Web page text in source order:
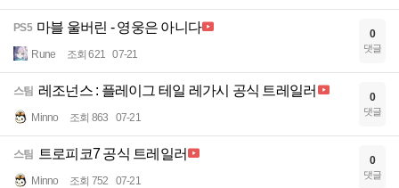
PS5 마블 울버린 - 영웅은 아니다
Rune 조회 621 07-21
0
댓글
스팀 레조넌스 : 플레이그 테일 레가시 공식 트레일러
Minno 조회 863 07-21
0
댓글
스팀 트로피코7 공식 트레일러
Minno 조회 752 07-21
0
댓글